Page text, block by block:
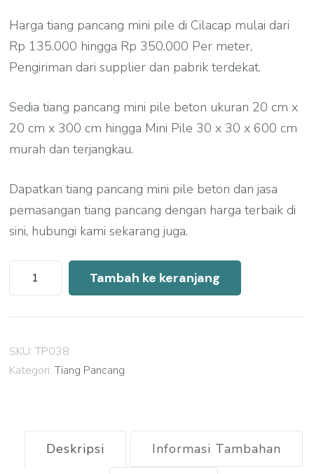
Harga tiang pancang mini pile di Cilacap mulai dari
Rp 135.000 hingga Rp 350.000 Per meter,
Pengiriman dari supplier dan pabrik terdekat.
Sedia tiang pancang mini pile beton ukuran 20 cm x
20 cm x 300 cm hingga Mini Pile 30 x 30 x 600 cm
murah dan terjangkau.
Dapatkan tiang pancang mini pile beton dan jasa
pemasangan tiang pancang dengan harga terbaik di
sini, hubungi kami sekarang juga.
Kuantitas
Harga
Mini
Pile
Tambah ke keranjang
SKU:TP038
Kategori:Tiang Pancang
Deskripsi Informasi Tambahan